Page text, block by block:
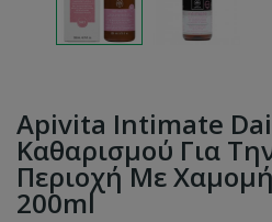
Apivita Intimate
Καθαρισμού Για
Περιοχή Με
200ml